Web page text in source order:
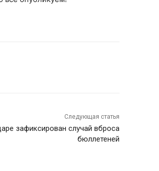
Следующая статья
зафиксирован случай вброса
бюллетеней